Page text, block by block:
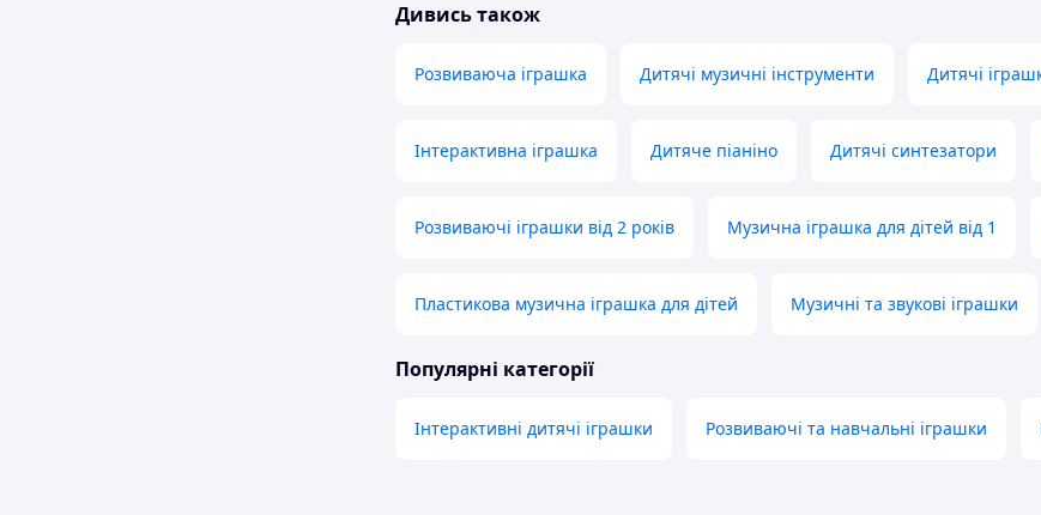
Дивись також
Розвиваюча іграшка Дитячі музичні інструменти Дитячі
Інтерактивна іграшка Дитяче піаніно Дитячі синтезатори
Розвиваючі іграшки від 2 років Музична іграшка для дітей від 1
Пластикова музична іграшка для дітей Музичні та звукові іграшки
Популярні категорії
Інтерактивні дитячі іграшки Розвиваючі та навчальні іграшки